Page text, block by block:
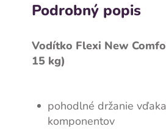
Podrobný popis
Vodítko Flexi New
15 kg)
pohodlné držanie
komponentov